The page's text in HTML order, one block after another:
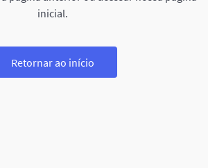
inicial.
Retornar ao início